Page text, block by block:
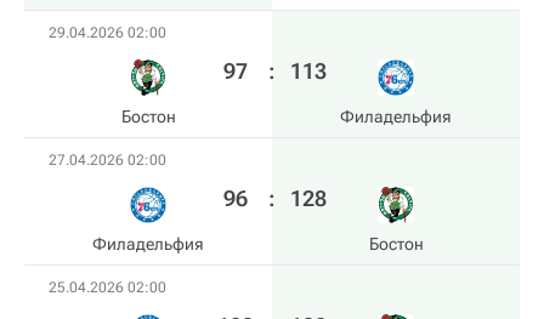
29.04.2026 02:00
Бостон
97 : 113
Филадельфия
27.04.2026 02:00
Филадельфия
96 : 128
Бостон
25.04.2026 02:00